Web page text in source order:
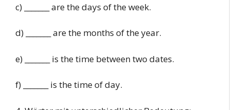
c) _______ are the days of the week.
d) _______ are the months of the year.
e) _______ is the time between two dates.
f) _______ is the time of day.